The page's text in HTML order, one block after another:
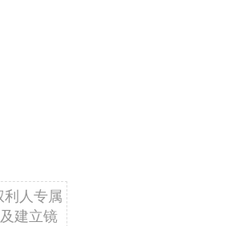
人专属
建立镜